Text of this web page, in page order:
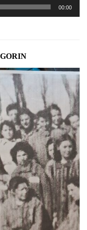
00:00
GORIN